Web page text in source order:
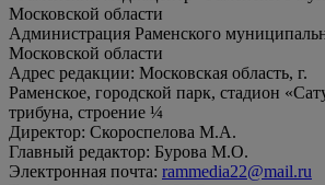
Московской области
Администрация Раменского
Московской области
Адрес редакции: Московская область, г.
Раменское, городской парк, стадион
трибуна, строение ¼
Директор: Скороспелова М.А.
Главный редактор: Бурова М.О.
Электронная почта: rammedia22@mail.ru